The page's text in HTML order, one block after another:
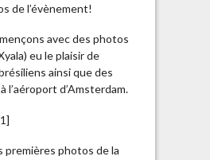
de l’évènement!
avec des photos
eu le plaisir de
ainsi que des
l’aéroport d’Amsterdam.
premières photos de la